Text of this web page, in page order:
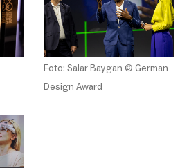
Foto: Salar Baygan © German
Design Award